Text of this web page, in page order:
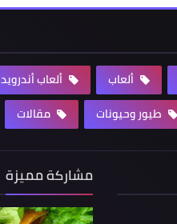
ألعاب ألعاب أندرويد
طيور وحيونات مقالات
مشاركة مميزة